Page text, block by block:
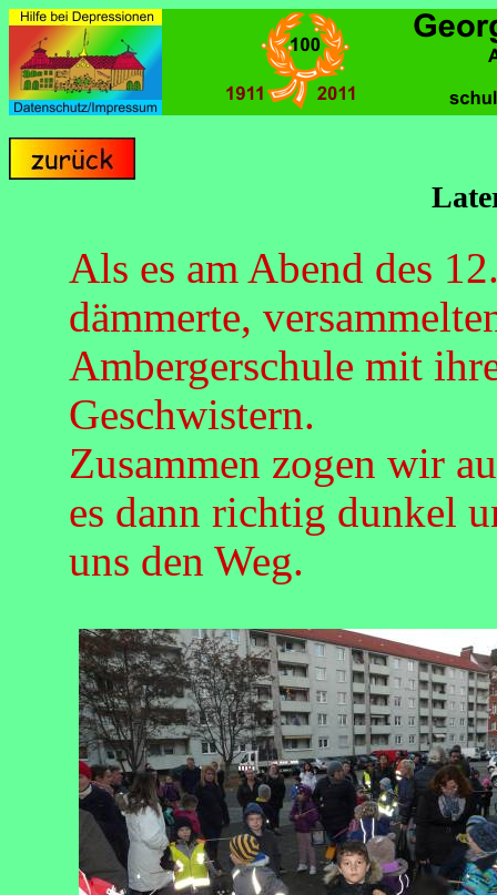
Als es am Abend des
dämmerte,
Ambergerschule mit
Geschwistern.
Zusammen zogen wir
es dann richtig dunkel
uns den Weg.